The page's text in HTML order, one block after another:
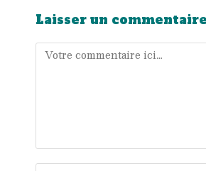
Laisser un commentaire
Comment